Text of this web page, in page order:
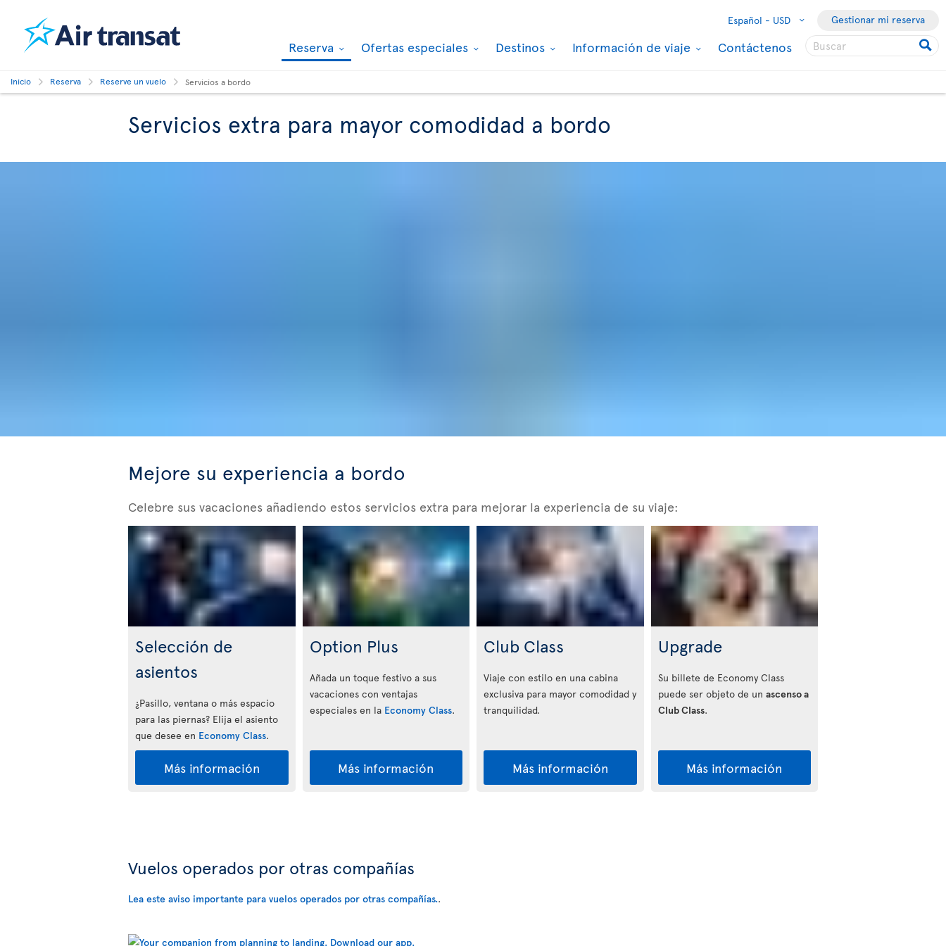
Español - USD Gestionar mi reserva
Reserva Ofertas especiales Destinos Información de viaje Contáctenos
Inicio Reserva Reserve un vuelo Servicios a bordo
Servicios extra para mayor comodidad a bordo
Mejore su experiencia a bordo
Celebre sus vacaciones añadiendo estos servicios extra para mejorar la experiencia de su viaje:
Selección de
asientos
¿Pasillo, ventana o más espacio
para las piernas? Elija el asiento
que desee en Economy Class.
Más información
Option Plus
Añada un toque festivo a sus
vacaciones con ventajas
especiales en la Economy Class.
Más información
Club Class
Viaje con estilo en una cabina
exclusiva para mayor comodidad y
tranquilidad.
Más información
Upgrade
Su billete de Economy Class
puede ser objeto de un ascenso a
Club Class.
Más información
Vuelos operados por otras compañías
Lea este aviso importante para vuelos operados por otras compañías..